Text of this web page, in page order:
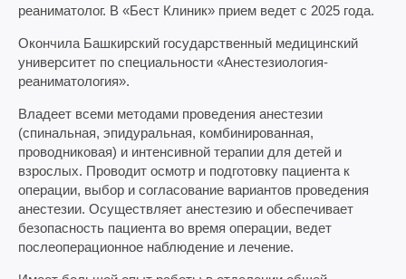
реаниматолог. В «Бест Клиник» прием ведет с 2025 года.
Окончила Башкирский государственный медицинский
университет по специальности «Анестезиология-
реаниматология».
Владеет всеми методами проведения анестезии
(спинальная, эпидуральная, комбинированная,
проводниковая) и интенсивной терапии для детей и
взрослых. Проводит осмотр и подготовку пациента к
операции, выбор и согласование вариантов проведения
анестезии. Осуществляет анестезию и обеспечивает
безопасность пациента во время операции, ведет
послеоперационное наблюдение и лечение.